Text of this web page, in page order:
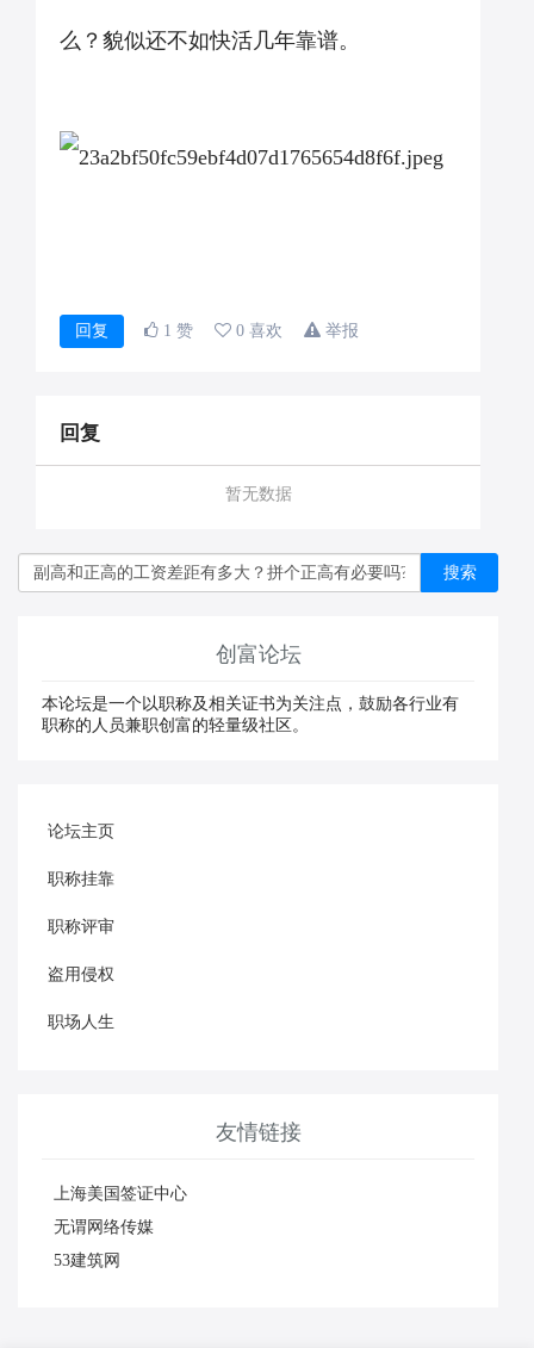
么？貌似还不如快活几年靠谱。
回复 1 赞 0 喜欢 举报
回复
暂无数据
搜索
创富论坛
本论坛是一个以职称及相关证书为关注点，鼓励各行业有
职称的人员兼职创富的轻量级社区。
论坛主页
职称挂靠
职称评审
盗用侵权
职场人生
友情链接
上海美国签证中心
无谓网络传媒
53建筑网